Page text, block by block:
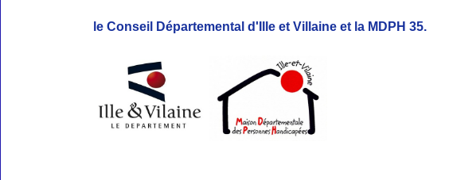
le Conseil Départemental d'Ille et Villaine et la MDPH